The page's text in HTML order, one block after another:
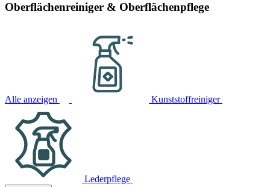
Oberflächenreiniger & Oberflächenpflege
Alle anzeigen Kunststoffreiniger
Lederpflege